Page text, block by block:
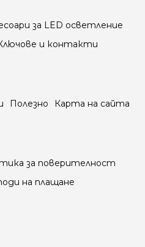
за LED осветление
и контакти
Полезно Карта на сайта
за поверителност
на плащане